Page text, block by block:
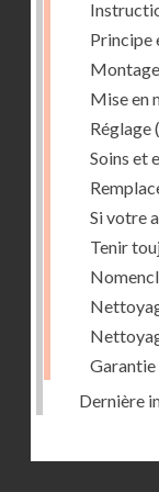
Principe
Mise en
Réglage
Soins et
Si votre
Tenir
Garantie
Dernière